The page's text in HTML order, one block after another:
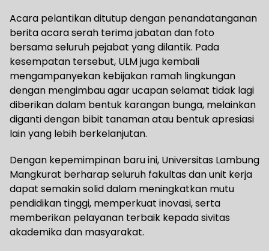
Acara pelantikan ditutup dengan penandatanganan
berita acara serah terima jabatan dan foto
bersama seluruh pejabat yang dilantik. Pada
kesempatan tersebut, ULM juga kembali
mengampanyekan kebijakan ramah lingkungan
dengan mengimbau agar ucapan selamat tidak lagi
diberikan dalam bentuk karangan bunga, melainkan
diganti dengan bibit tanaman atau bentuk apresiasi
lain yang lebih berkelanjutan.
Dengan kepemimpinan baru ini, Universitas Lambung
Mangkurat berharap seluruh fakultas dan unit kerja
dapat semakin solid dalam meningkatkan mutu
pendidikan tinggi, memperkuat inovasi, serta
memberikan pelayanan terbaik kepada sivitas
akademika dan masyarakat.